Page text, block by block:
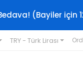
(Bayiler için
TRY - Türk Lirası